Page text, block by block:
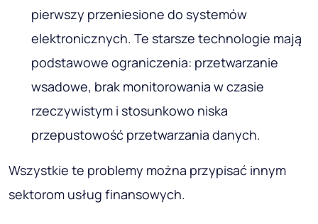
pierwszy przeniesione do systemów
elektronicznych. Te starsze technologie mają
podstawowe ograniczenia: przetwarzanie
wsadowe, brak monitorowania w czasie
rzeczywistym i stosunkowo niska
przepustowość przetwarzania danych.
Wszystkie te problemy można przypisać innym
sektorom usług finansowych.